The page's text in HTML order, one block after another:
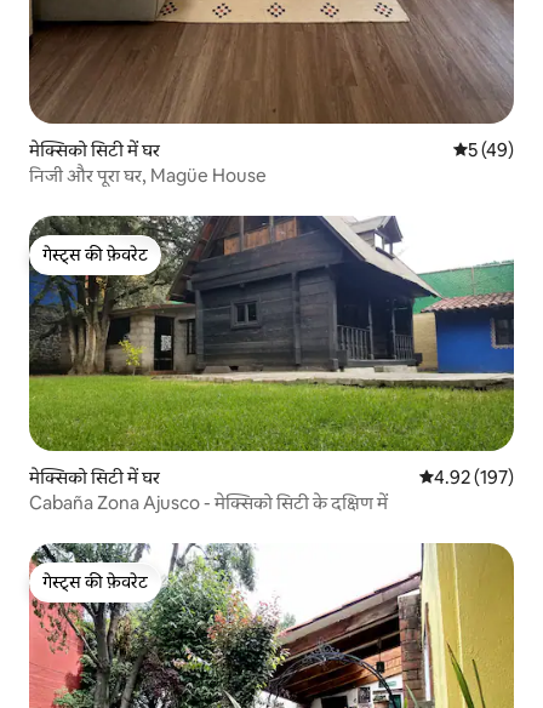
मेक्सिको सिटी में घर औसत रेटिंग
5 (49)
निजी और पूरा घर, Magüe House
गेस्ट्स की फ़ेवरेट
गेस्ट्स की फ़ेवरेट
मेक्सिको सिटी में घर औसत रेटिंग 5 में से
4.92 (197)
Cabaña Zona Ajusco - मेक्सिको सिटी के दक्षिण में
गेस्ट्स की फ़ेवरेट
गेस्ट्स की फ़ेवरेट